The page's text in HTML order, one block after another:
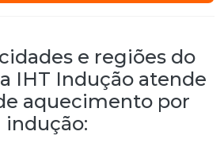
e regiões do
IHT Indução atende
aquecimento por
indução: